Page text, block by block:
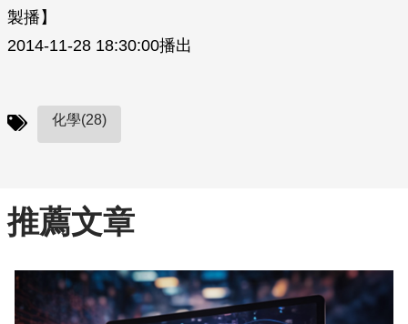
製播】
2014-11-28 18:30:00播出
化學(28)
推薦文章